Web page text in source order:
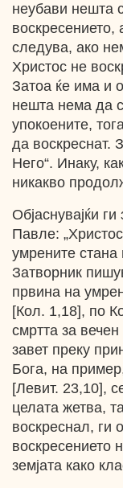
неубави нешта
следува, ако
Христос не
Затоа ќе има и
нешта нема да
упокоените,
да воскреснат.
Него“. Инаку,
никакво
Објаснувајќи
Павле:
умрените
Затворник
првина на
[Кол. 1,18], по
смртта за
завет преку
Бога, на
[Левит. 23,10],
целата жетва,
воскреснал, ги
воскресението
земјата како